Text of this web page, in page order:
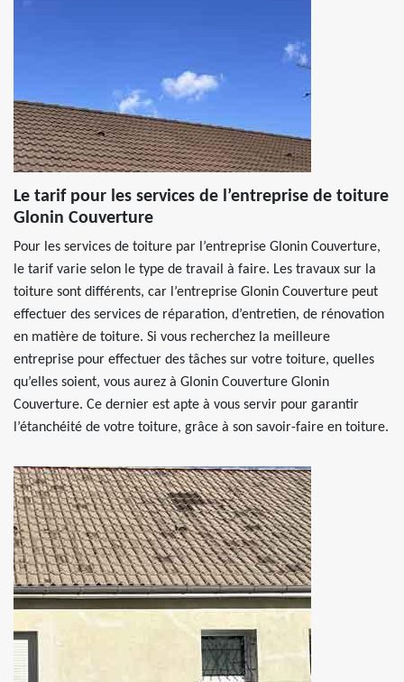
Le tarif pour les services de l’entreprise de toiture
Glonin Couverture
Pour les services de toiture par l’entreprise Glonin Couverture,
le tarif varie selon le type de travail à faire. Les travaux sur la
toiture sont différents, car l’entreprise Glonin Couverture peut
effectuer des services de réparation, d’entretien, de rénovation
en matière de toiture. Si vous recherchez la meilleure
entreprise pour effectuer des tâches sur votre toiture, quelles
qu’elles soient, vous aurez à Glonin Couverture Glonin
Couverture. Ce dernier est apte à vous servir pour garantir
l’étanchéité de votre toiture, grâce à son savoir-faire en toiture.